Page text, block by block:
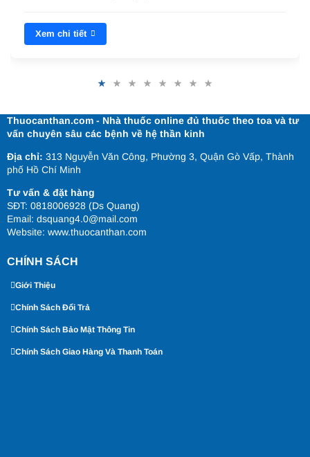
Xem chi tiết
Thuocanthan.com - Nhà thuốc online đủ thuốc theo toa và tư
vấn chuyên sâu các bệnh về hệ thần kinh
Địa chỉ: 313 Nguyễn Văn Công, Phường 3, Quận Gò Vấp, Thành
phố Hồ Chí Minh
Tư vấn & đặt hàng
SĐT: 0818006928 (Ds Quang)
Email: dsquang4.0@mail.com
Website: www.thuocanthan.com
CHÍNH SÁCH
Giới Thiệu
Chính Sách Đổi Trả
Chính Sách Bảo Mật Thông Tin
Chính Sách Giao Hàng Và Thanh Toán